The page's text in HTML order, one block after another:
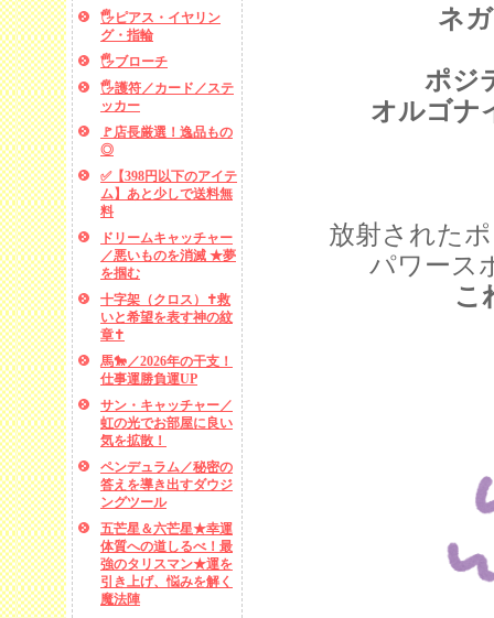
🖐️ピアス・イヤリン
グ・指輪
🖐️ブローチ
🖐️護符／カード／ステ
ッカー
🚩店長厳選！逸品もの
◎
✅【398円以下のアイテ
ム】あと少しで送料無
料
ドリームキャッチャー
／悪いものを消滅 ★夢
を掴む
十字架（クロス）✝救
いと希望を表す神の紋
章✝
馬🐎／2026年の干支！
仕事運勝負運UP
サン・キャッチャー／
虹の光でお部屋に良い
気を拡散！
ペンデュラム／秘密の
答えを導き出すダウジ
ングツール
五芒星＆六芒星★幸運
体質への道しるべ！最
強のタリスマン★運を
引き上げ、悩みを解く
魔法陣
ネ
ポジ
オルゴナ
放射された
パワース
こ